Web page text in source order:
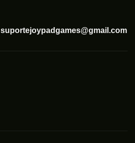
suportejoypadgames@gmail.com